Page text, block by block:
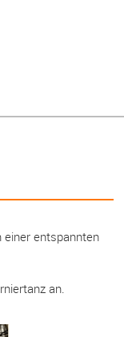
einer entspannten
an.